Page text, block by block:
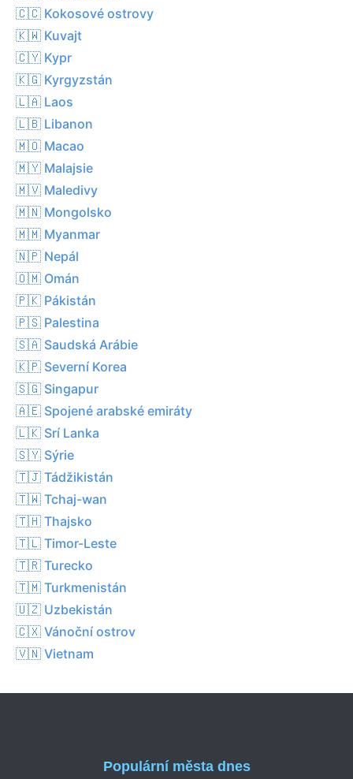
🇨🇨 Kokosové ostrovy
🇰🇼 Kuvajt
🇨🇾 Kypr
🇰🇬 Kyrgyzstán
🇱🇦 Laos
🇱🇧 Libanon
🇲🇴 Macao
🇲🇾 Malajsie
🇲🇻 Maledivy
🇲🇳 Mongolsko
🇲🇲 Myanmar
🇳🇵 Nepál
🇴🇲 Omán
🇵🇰 Pákistán
🇵🇸 Palestina
🇸🇦 Saudská Arábie
🇰🇵 Severní Korea
🇸🇬 Singapur
🇦🇪 Spojené arabské emiráty
🇱🇰 Srí Lanka
🇸🇾 Sýrie
🇹🇯 Tádžikistán
🇹🇼 Tchaj-wan
🇹🇭 Thajsko
🇹🇱 Timor-Leste
🇹🇷 Turecko
🇹🇲 Turkmenistán
🇺🇿 Uzbekistán
🇨🇽 Vánoční ostrov
🇻🇳 Vietnam
Populární města dnes